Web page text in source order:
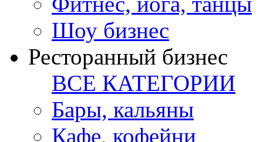
Шоу бизнес
Ресторанный бизнес
ВСЕ КАТЕГОРИИ
Бары, кальяны
Кафе, кофейни